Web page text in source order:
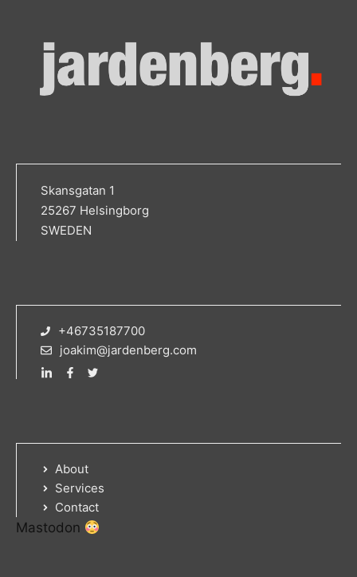
Skansgatan 1
25267 Helsingborg
SWEDEN
+46735187700
joakim@jardenberg.com
About
Services
Contact
Mastodon